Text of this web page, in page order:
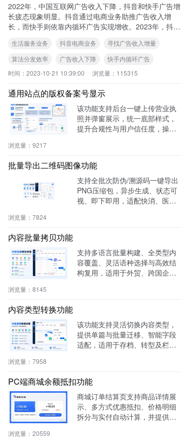
2022年，中国互联网广告收入下降，抖音和快手广告增
长疲态现象明显。抖音通过电商业务助推广告收入增
长，而快手则依靠内循环广告实现增收。2023年，抖音
的压舱石。
生活服务业务 抖音电商业务
寻找广告收入增量
算法分发效率
广告收入下降
快手内循环广告
时间： 2023-10-21 10:39:00 浏览量： 115315
通用站点的版权备案号显示
该功能支持后台一键上传营业执
照并弹窗展示，统一底部样式，
提升合规性与用户信任度，操作
浏览量： 9217
批量导出二维码图像功能
支持全批次防伪/溯源码一键导出
PNG压缩包，异步生成、状态可
视、即下即用，适配快消、医
浏览量： 7824
内容批量拷贝功能
支持多语言批量构建、全类型内
容覆盖、灵活语种选择与高效结
构复用，适用于外贸、跨国企
浏览量： 8145
内容类型转换功能
该功能支持灵活切换内容类型，
提供单篇与批量迁移、智能字段
适配，适用于存档、转型及栏目
浏览量： 7958
PC端商城余额抵扣功能
商城订单结算页支持商品详情展
示、多方式优惠抵扣、价格明细
拆分与实付自动计算，并提供支
浏览量： 20559